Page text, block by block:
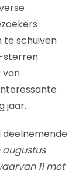
te schuiven
sterren
van
jaar.
deelnemende
augustus
11 met